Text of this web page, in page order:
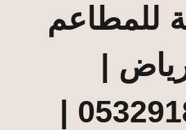
للمطاعم
|
0532918998 |